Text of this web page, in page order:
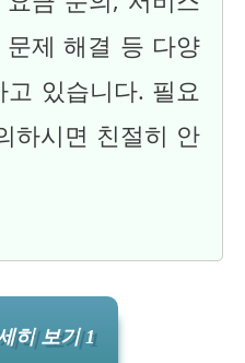
제 해결 등 다양
있습니다. 필요
하시면 친절히 안
히 보기 1